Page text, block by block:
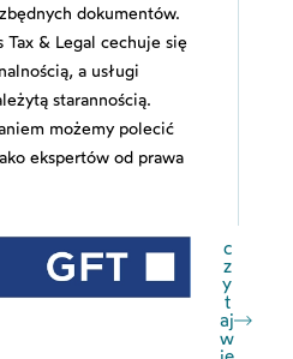
dokumentów.
Tax & Legal cechuje się
a usługi
starannością.
możemy polecić
ekspertów od prawa
c
z
y
t
aj
w